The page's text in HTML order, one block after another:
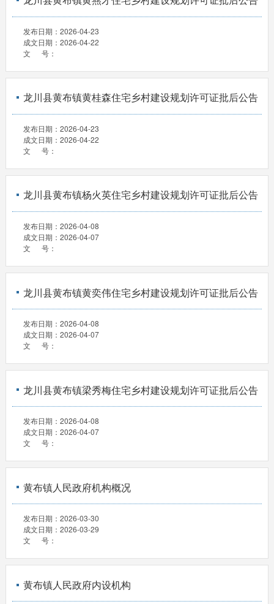
发布日期： 2026-04-23
成文日期： 2026-04-22
文 号：
龙川县黄布镇黄桂森住宅乡村建设规划许可证批后公告
发布日期： 2026-04-23
成文日期： 2026-04-22
文 号：
龙川县黄布镇杨火英住宅乡村建设规划许可证批后公告
发布日期： 2026-04-08
成文日期： 2026-04-07
文 号：
龙川县黄布镇黄奕伟住宅乡村建设规划许可证批后公告
发布日期： 2026-04-08
成文日期： 2026-04-07
文 号：
龙川县黄布镇梁秀梅住宅乡村建设规划许可证批后公告
发布日期： 2026-04-08
成文日期： 2026-04-07
文 号：
黄布镇人民政府机构概况
发布日期： 2026-03-30
成文日期： 2026-03-29
文 号：
黄布镇人民政府内设机构